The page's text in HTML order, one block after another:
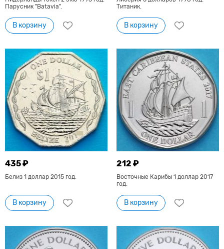
Парусник "Batavia".
В корзину
Титаник.
В корзину
435 ₽
Белиз 1 доллар 2015 год.
В корзину
212 ₽
Восточные Карибы 1 доллар 2017
год.
В корзину